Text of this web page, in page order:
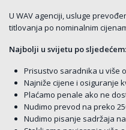
U WAV agenciji, usluge
titlovanja po nominalnim
Najbolji u svijetu po sljedećem:
Prisustvo saradnika u više
Najniže cijene i osiguranje
Plaćamo penale ako ne
Nudimo prevod na preko
Nudimo pisanje sadržaja